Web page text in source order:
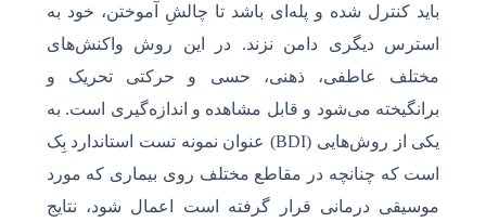
باید کنترل شده و پله‌ای باشد تا چالشِ آموختن، خود به
استرس دیگری دامن نزند. در این روش واکنش‌های
مختلف عاطفی، ذهنی‌، حسی و حرکتی تحریک و
برانگیخته می‌شود و قابل مشاهده و اندازه‌گیری است. به
عنوان نمونه تست استاندارد بِک (BDI) یکی از روش‌هایی
است که چنانچه در مقاطع مختلف روی بیماری که مورد
موسیقی درمانی قرار گرفته است اعمال شود، نتایج